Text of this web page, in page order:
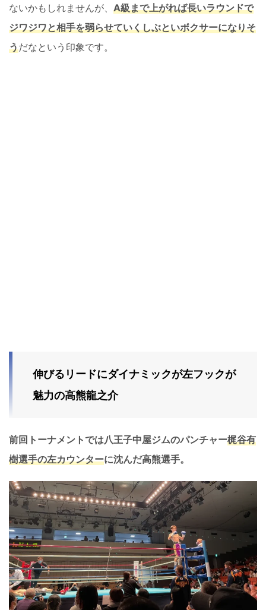
ないかもしれませんが、 A級まで上がれば長いラウンドで
ジワジワと相手を弱らせていくしぶといボクサーになりそ
うだなという印象です。
伸びるリードにダイナミックが左フックが
魅力の高熊龍之介
前回トーナメントでは八王子中屋ジムのパンチャー梶谷有
樹選手の左カウンターに沈んだ高熊選手。